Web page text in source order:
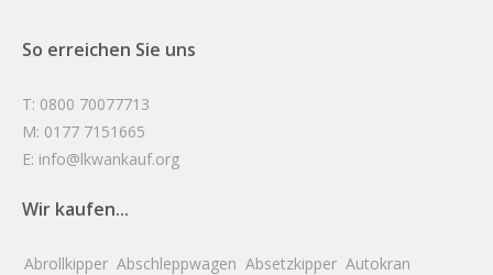
So erreichen Sie uns
T: 0800 70077713
M: 0177 7151665
E: info@lkwankauf.org
Wir kaufen...
Abrollkipper Abschleppwagen Absetzkipper Autokran